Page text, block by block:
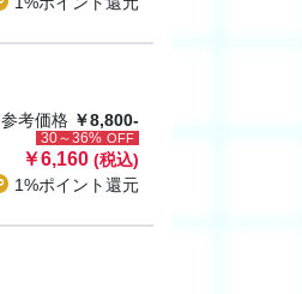
参考価格 ￥8,800-
30～36% OFF
￥6,160 (税込)
1%ポイント還元